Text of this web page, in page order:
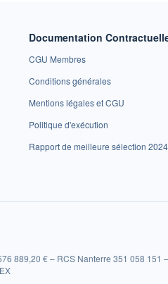
Documentation
CGU Membres
Conditions générales
Mentions légales et CGU
Politique d'exécution
Rapport de meilleure sélection 2024
889,20 € – RCS Nanterre 351 058